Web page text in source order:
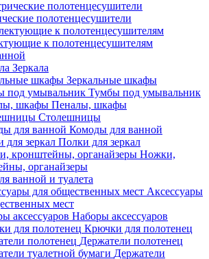
полотенцесушители
к полотенцесушителям
Зеркала
Зеркальные шкафы
Тумбы под умывальник
Пеналы, шкафы
Столешницы
Комоды для ванной
Полки для зеркал
Ножки,
органайзеры
ванной и туалета
Аксессуары
мест
Наборы аксессуаров
Крючки для полотенец
Держатели полотенец
Держатели